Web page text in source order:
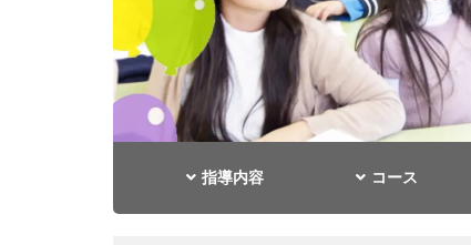
指導内容 コース